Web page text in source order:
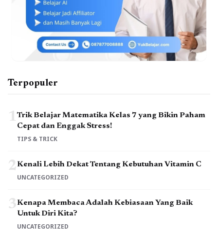
Terpopuler
1Trik Belajar Matematika Kelas 7 yang Bikin Paham
Cepat dan Enggak Stress!
TIPS & TRICK
2Kenali Lebih Dekat Tentang Kebutuhan Vitamin C
UNCATEGORIZED
3Kenapa Membaca Adalah Kebiasaan Yang Baik
Untuk Diri Kita?
UNCATEGORIZED